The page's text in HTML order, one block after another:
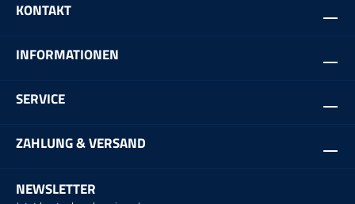
KONTAKT
INFORMATIONEN
SERVICE
ZAHLUNG & VERSAND
NEWSLETTER